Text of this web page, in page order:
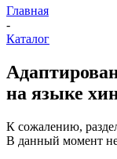
Главная
-
Каталог
на языке
К сожалению,
В данный момент